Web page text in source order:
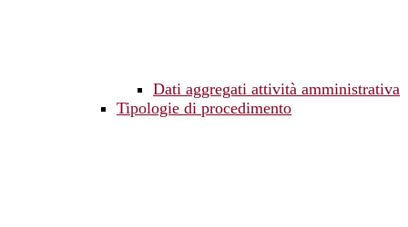
Dati aggregati attività amministrativa
Tipologie di procedimento